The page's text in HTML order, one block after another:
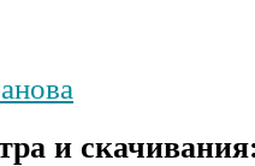
и